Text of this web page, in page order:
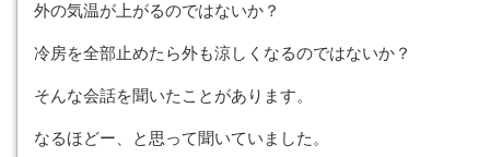
外の気温が上がるのではないか？
冷房を全部止めたら外も涼しくなるのではないか？
そんな会話を聞いたことがあります。
なるほどー、と思って聞いていました。